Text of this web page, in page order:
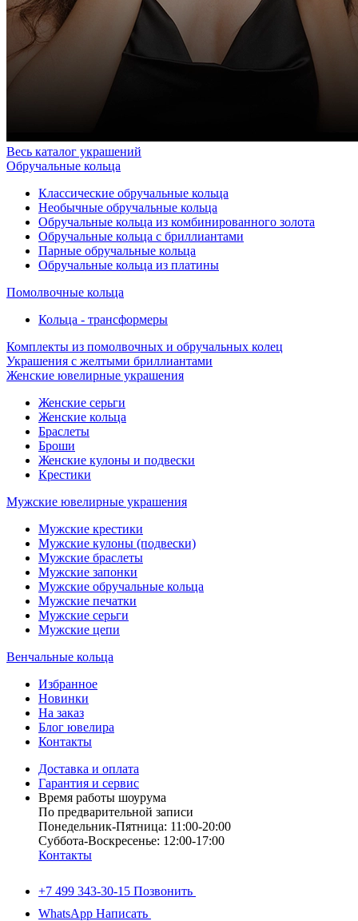
Весь каталог украшений
Обручальные кольца
Классические обручальные кольца
Необычные обручальные кольца
Обручальные кольца из комбинированного золота
Обручальные кольца с бриллиантами
Парные обручальные кольца
Обручальные кольца из платины
Помолвочные кольца
Кольца - трансформеры
Комплекты из помолвочных и обручальных колец
Украшения с желтыми бриллиантами
Женские ювелирные украшения
Женские серьги
Женские кольца
Браслеты
Броши
Женские кулоны и подвески
Крестики
Мужские ювелирные украшения
Мужские крестики
Мужские кулоны (подвески)
Мужские браслеты
Мужские запонки
Мужские обручальные кольца
Мужские печатки
Мужские серьги
Мужские цепи
Венчальные кольца
Избранное
Новинки
На заказ
Блог ювелира
Контакты
Доставка и оплата
Гарантия и сервис
Время работы шоурума
По предварительной записи
Понедельник-Пятница: 11:00-20:00
Суббота-Bоcкресенье: 12:00-17:00
Контакты
+7 499 343-30-15 Позвонить
WhatsApp Написать